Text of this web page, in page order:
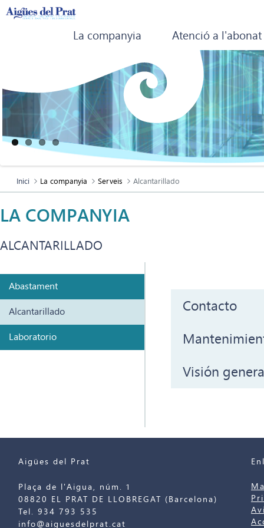
La companyia Atenció a l'abonat
Inici La companyia Serveis Alcantarillado
LA COMPANYIA
ALCANTARILLADO
Abastament
Alcantarillado
Laboratorio
Contacto
Visión
Aigües del Prat
Plaça de l'Aigua, núm. 1
08820 EL PRAT DE LLOBREGAT (Barcelona)
Tel. 934 793 535
info@aiguesdelprat.cat